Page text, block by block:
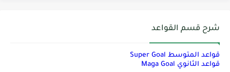
شرح قسم القواعد
قواعد المتوسط Super Goal
قواعد الثانوي Maga Goal